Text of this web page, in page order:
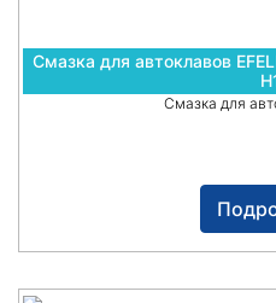
Смазка для автоклавов
Смазка для